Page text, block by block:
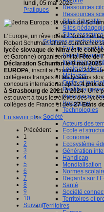
Ressources
Ressources
Sites éducatifs
Sites
Sites
Sciences et techniques
Culture
Intelligence
Logiciels libres
Métavers
Outils et
Réalité
Ressources
Robotique
Technologies
Société
Acteurs des
Ecole et
Economie
Ecosystème
Génération
Handicap
Mondialisation
Normes
Regards sur
Santé
Société
Territoires et
Territoires
lundi, 05 mai 2025
Pratiques
L’Europe, un rêve idéal - Notre
Robert Schuman et une conférence
lycée slovaque de Nitra et le
et-Garonne) organiserontla Fête de
Déclaration Schuman le 9 mai 2025
EUROPA, inscrit au concours 2025
collégiens français et les lycéens
concours international après4 prix
à Strasbourg de 2021 à 2024. Une
est ouvert à tous les élèves des
collèges de France et des27 Etats
En savoir plus...
Précédent
1
2
3
4
5
6
7
8
9
10
Suivant